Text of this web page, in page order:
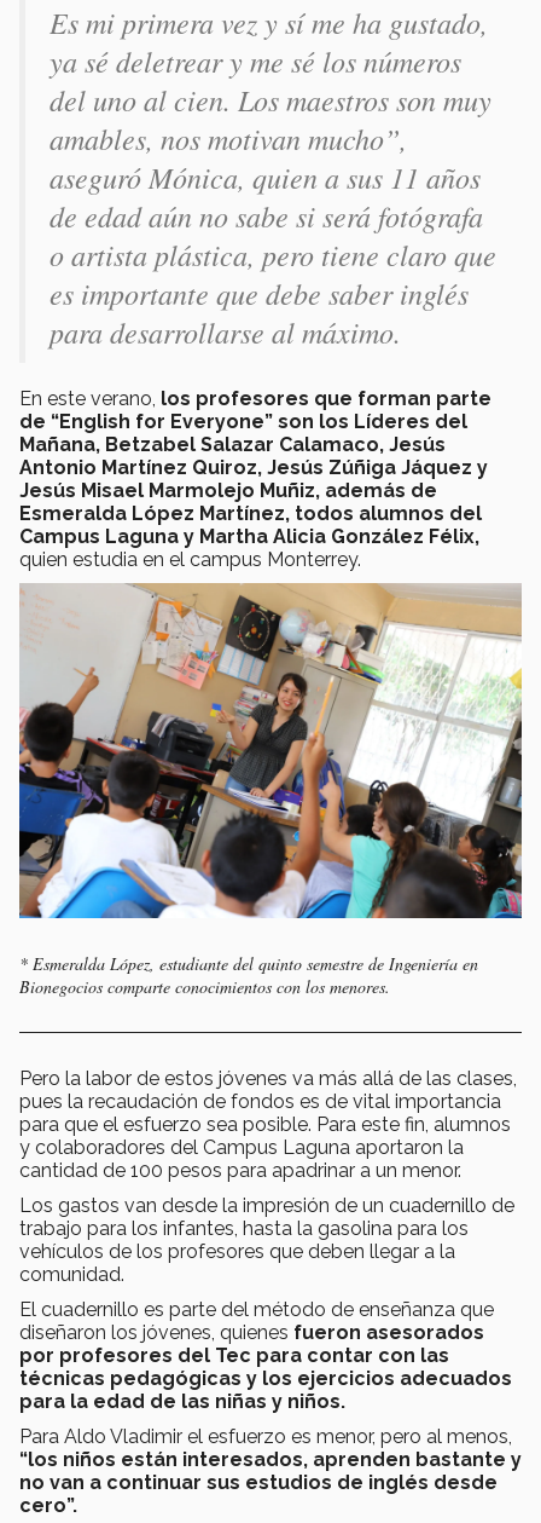
Es mi primera vez y sí me ha gustado,
ya sé deletrear y me sé los números
del uno al cien. Los maestros son muy
amables, nos motivan mucho”,
aseguró Mónica, quien a sus 11 años
de edad aún no sabe si será fotógrafa
o artista plástica, pero tiene claro que
es importante que debe saber inglés
para desarrollarse al máximo.
En este verano, los profesores que forman parte
de “English for Everyone” son los Líderes del
Mañana, Betzabel Salazar Calamaco, Jesús
Antonio Martínez Quiroz, Jesús Zúñiga Jáquez y
Jesús Misael Marmolejo Muñiz, además de
Esmeralda López Martínez, todos alumnos del
Campus Laguna y Martha Alicia González Félix,
quien estudia en el campus Monterrey.
* Esmeralda López, estudiante del quinto semestre de Ingeniería en
Bionegocios comparte conocimientos con los menores.
Pero la labor de estos jóvenes va más allá de las clases,
pues la recaudación de fondos es de vital importancia
para que el esfuerzo sea posible. Para este fin, alumnos
y colaboradores del Campus Laguna aportaron la
cantidad de 100 pesos para apadrinar a un menor.
Los gastos van desde la impresión de un cuadernillo de
trabajo para los infantes, hasta la gasolina para los
vehículos de los profesores que deben llegar a la
comunidad.
El cuadernillo es parte del método de enseñanza que
diseñaron los jóvenes, quienes fueron asesorados
por profesores del Tec para contar con las
técnicas pedagógicas y los ejercicios adecuados
para la edad de las niñas y niños.
Para Aldo Vladimir el esfuerzo es menor, pero al menos,
“los niños están interesados, aprenden bastante y
no van a continuar sus estudios de inglés desde
cero”.